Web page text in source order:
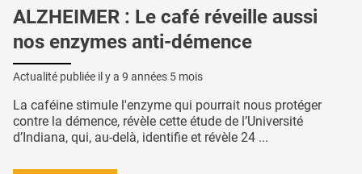
ALZHEIMER : Le café réveille aussi
nos enzymes anti-démence
Actualité publiée il y a 9 années 5 mois
La caféine stimule l'enzyme qui pourrait nous protéger
contre la démence, révèle cette étude de l’Université
d’Indiana, qui, au-delà, identifie et révèle 24 ...